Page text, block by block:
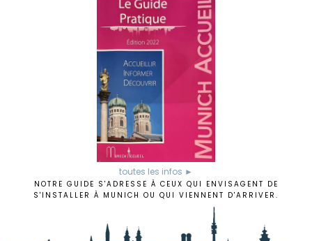
toutes les infos ►
NOTRE GUIDE S'ADRESSE À CEUX QUI ENVISAGENT DE
S'INSTALLER À MUNICH OU QUI VIENNENT D'ARRIVER.